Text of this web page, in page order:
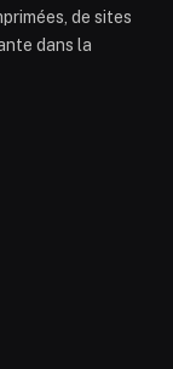
de sites
dans la